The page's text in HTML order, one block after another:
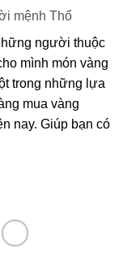
mệnh Thổ
người thuộc
mình món vàng
trong những lựa
mua vàng
nay. Giúp bạn có